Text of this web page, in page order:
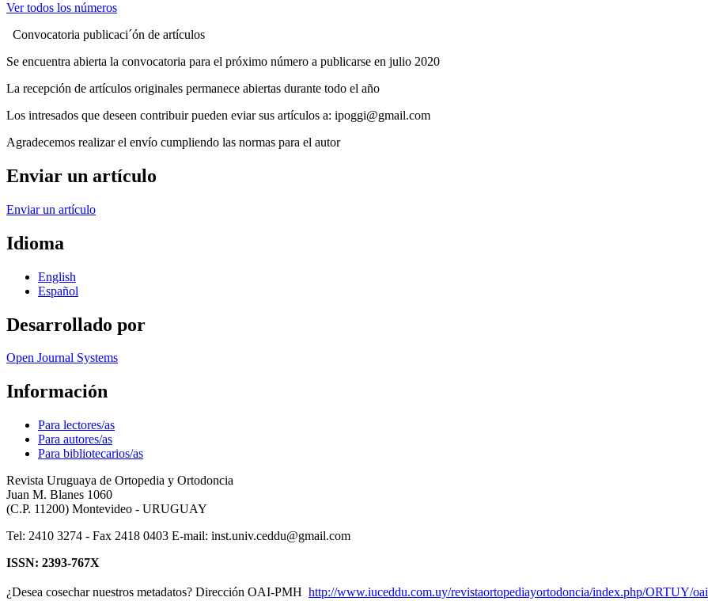
Ver todos los números
Convocatoria publicaci´ón de artículos
Se encuentra abierta la convocatoria para el próximo número a publicarse en julio 2020
La recepción de artículos originales permanece abiertas durante todo el año
Los intresados que deseen contribuir pueden eviar sus artículos a: ipoggi@gmail.com
Agradecemos realizar el envío cumpliendo las normas para el autor
Enviar un artículo
Enviar un artículo
Idioma
English
Español
Desarrollado por
Open Journal Systems
Información
Para lectores/as
Para autores/as
Para bibliotecarios/as
Revista Uruguaya de Ortopedia y Ortodoncia
Juan M. Blanes 1060
(C.P. 11200) Montevideo - URUGUAY
Tel: 2410 3274 - Fax 2418 0403 E-mail: inst.univ.ceddu@gmail.com
ISSN: 2393-767X
¿Desea cosechar nuestros metadatos? Dirección OAI-PMH http://www.iuceddu.com.uy/revistaortopediayortodoncia/index.php/ORTUY/oai